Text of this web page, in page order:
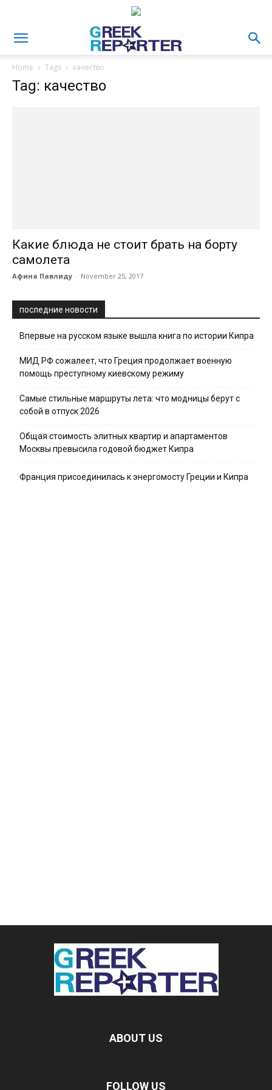
Home Tags качество
Tag: качество
Какие блюда не стоит брать на борту
самолета
Афина Павлиду - November 25, 2017
последние новости
Впервые на русском языке вышла книга по истории Кипра
МИД РФ сожалеет, что Греция продолжает военную
помощь преступному киевскому режиму
Самые стильные маршруты лета: что модницы берут с
собой в отпуск 2026
Общая стоимость элитных квартир и апартаментов
Москвы превысила годовой бюджет Кипра
Франция присоединилась к энергомосту Греции и Кипра
ABOUT US
FOLLOW US